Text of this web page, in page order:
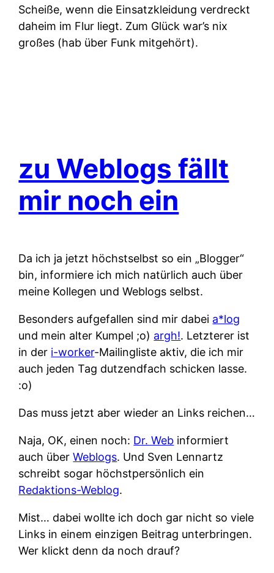
Scheiße, wenn die Einsatzkleidung verdreckt
daheim im Flur liegt. Zum Glück war’s nix
großes (hab über Funk mitgehört).
zu Weblogs fällt
mir noch ein
Da ich ja jetzt höchstselbst so ein „Blogger“
bin, informiere ich mich natürlich auch über
meine Kollegen und Weblogs selbst.
Besonders aufgefallen sind mir dabei a*log
und mein alter Kumpel ;o) argh!. Letzterer ist
in der i-worker-Mailingliste aktiv, die ich mir
auch jeden Tag dutzendfach schicken lasse.
:o)
Das muss jetzt aber wieder an Links reichen…
Naja, OK, einen noch: Dr. Web informiert
auch überWeblogs. Und Sven Lennartz
schreibt sogar höchstpersönlich ein
Redaktions-Weblog.
Mist… dabei wollte ich doch gar nicht so viele
Links in einem einzigen Beitrag unterbringen.
Wer klickt denn da noch drauf?